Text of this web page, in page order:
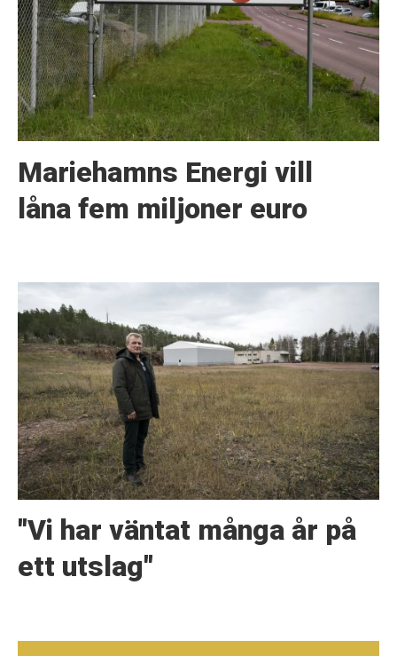
Mariehamns Energi vill
låna fem miljoner euro
"Vi har väntat många år på
ett utslag"